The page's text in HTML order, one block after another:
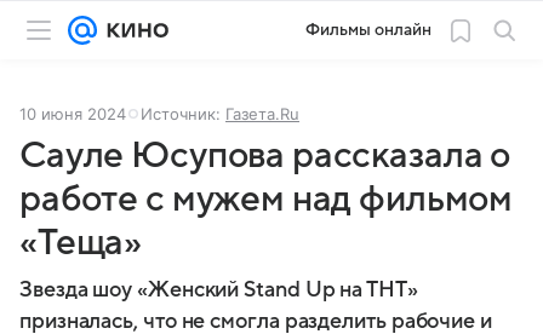
Фильмы онлайн
10 июня 2024 Источник: Газета.Ru
Сауле Юсупова рассказала о
работе с мужем над фильмом
«Теща»
Звезда шоу «Женский Stand Up на ТНТ»
призналась, что не смогла разделить рабочие и